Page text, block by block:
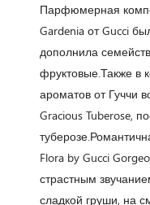
Парфюмерная
Gardenia от Gucci
дополнила
фруктовые.Также в
ароматов от Гуччи
Gracious Tuberose,
Flora by Gucci
страстным
сладкой груши, на